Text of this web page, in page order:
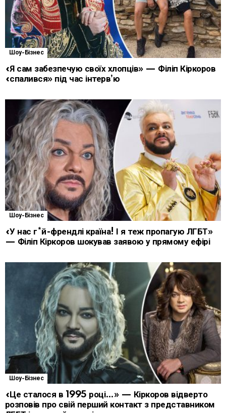
Шоу-Бізнес
«Я сам забезпечую своїх хлопців» — Філіп Кіркоров
«спалився» під час інтерв’ю
Шоу-Бізнес
«У нас г*й-френдлі країна! І я теж пропагую ЛГБТ»
— Філіп Кіркоров шокував заявою у прямому ефірі
Шоу-Бізнес
«Це сталося в 1995 році…» — Кіркоров відверто
розповів про свій перший контакт з представником